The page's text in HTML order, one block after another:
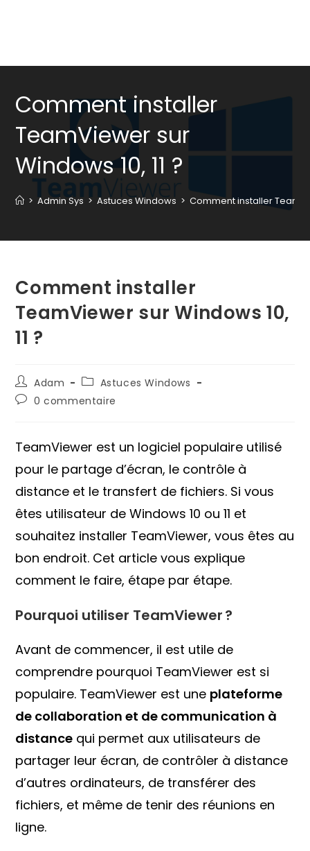
Comment installer
TeamViewer sur
Windows 10, 11 ?
> Admin Sys > Astuces Windows > Comment installer
Comment installer
TeamViewer sur Windows 10,
11 ?
Auteur/autrice
de
la
Adam
Post
category:
Astuces Windows
Commentaires
0 commentaire
TeamViewer est un logiciel populaire utilisé
pour le partage d’écran, le contrôle à
distance et le transfert de fichiers. Si vous
êtes utilisateur de Windows 10 ou 11 et
souhaitez installer TeamViewer, vous êtes au
bon endroit. Cet article vous explique
comment le faire, étape par étape.
Pourquoi utiliser TeamViewer ?
Avant de commencer, il est utile de
comprendre pourquoi TeamViewer est si
populaire. TeamViewer est une plateforme
de collaboration et de communication à
distance qui permet aux utilisateurs de
partager leur écran, de contrôler à distance
d’autres ordinateurs, de transférer des
fichiers, et même de tenir des réunions en
ligne.